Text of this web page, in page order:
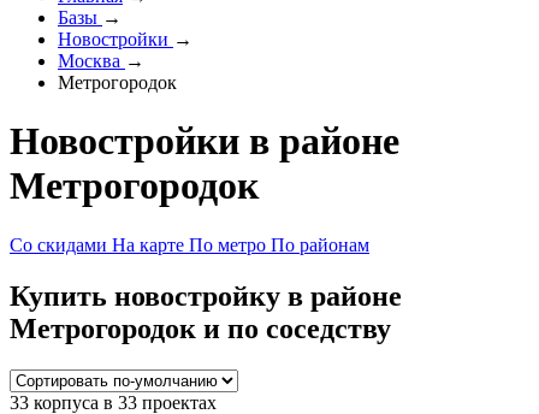
Базы →
Новостройки →
Москва →
Метрогородок
Новостройки в районе
Метрогородок
Со скидами На карте По метро По районам
Купить новостройку в районе
Метрогородок и по соседству
33 корпуса в 33 проектах